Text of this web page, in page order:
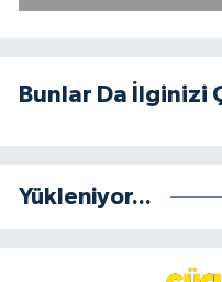
Bunlar Da İlginizi
Yükleniyor...